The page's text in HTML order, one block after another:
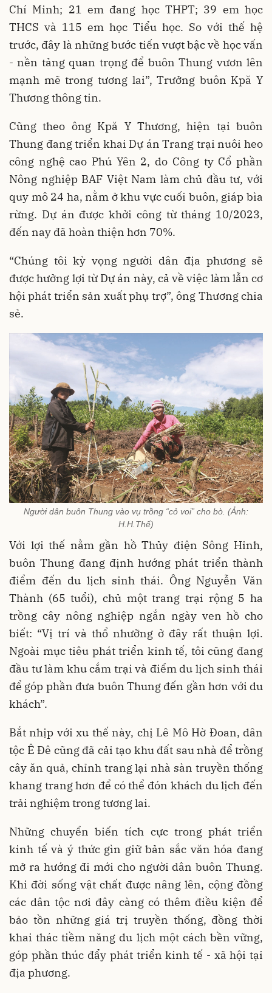
Chí Minh; 21 em đang học THPT; 39 em học
THCS và 115 em học Tiểu học. So với thế hệ
trước, đây là những bước tiến vượt bậc về học vấn
- nền tảng quan trọng để buôn Thung vươn lên
mạnh mẽ trong tương lai”, Trưởng buôn Kpă Y
Thương thông tin.
Cũng theo ông Kpă Y Thương, hiện tại buôn
Thung đang triển khai Dự án Trang trại nuôi heo
công nghệ cao Phú Yên 2, do Công ty Cổ phần
Nông nghiệp BAF Việt Nam làm chủ đầu tư, với
quy mô 24 ha, nằm ở khu vực cuối buôn, giáp bìa
rừng. Dự án được khởi công từ tháng 10/2023,
đến nay đã hoàn thiện hơn 70%.
“Chúng tôi kỳ vọng người dân địa phương sẽ
được hưởng lợi từ Dự án này, cả về việc làm lẫn cơ
hội phát triển sản xuất phụ trợ”, ông Thương chia
sẻ.
Người dân buôn Thung vào vụ trồng “cỏ voi” cho bò. (Ảnh:
H.H.Thế)
Với lợi thế nằm gần hồ Thủy điện Sông Hinh,
buôn Thung đang định hướng phát triển thành
điểm đến du lịch sinh thái. Ông Nguyễn Văn
Thành (65 tuổi), chủ một trang trại rộng 5 ha
trồng cây nông nghiệp ngắn ngày ven hồ cho
biết: “Vị trí và thổ nhưỡng ở đây rất thuận lợi.
Ngoài mục tiêu phát triển kinh tế, tôi cũng đang
đầu tư làm khu cắm trại và điểm du lịch sinh thái
để góp phần đưa buôn Thung đến gần hơn với du
khách”.
Bắt nhịp với xu thế này, chị Lê Mô Hờ Đoan, dân
tộc Ê Đê cũng đã cải tạo khu đất sau nhà để trồng
cây ăn quả, chỉnh trang lại nhà sàn truyền thống
khang trang hơn để có thể đón khách du lịch đến
trải nghiệm trong tương lai.
Những chuyển biến tích cực trong phát triển
kinh tế và ý thức gìn giữ bản sắc văn hóa đang
mở ra hướng đi mới cho người dân buôn Thung.
Khi đời sống vật chất được nâng lên, cộng đồng
các dân tộc nơi đây càng có thêm điều kiện để
bảo tồn những giá trị truyền thống, đồng thời
khai thác tiềm năng du lịch một cách bền vững,
góp phần thúc đẩy phát triển kinh tế - xã hội tại
địa phương.